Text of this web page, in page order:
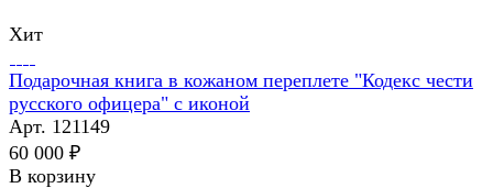
Хит
Подарочная книга в кожаном переплете "Кодекс чести
русского офицера" с иконой
Арт. 121149
60 000 ₽
В корзину